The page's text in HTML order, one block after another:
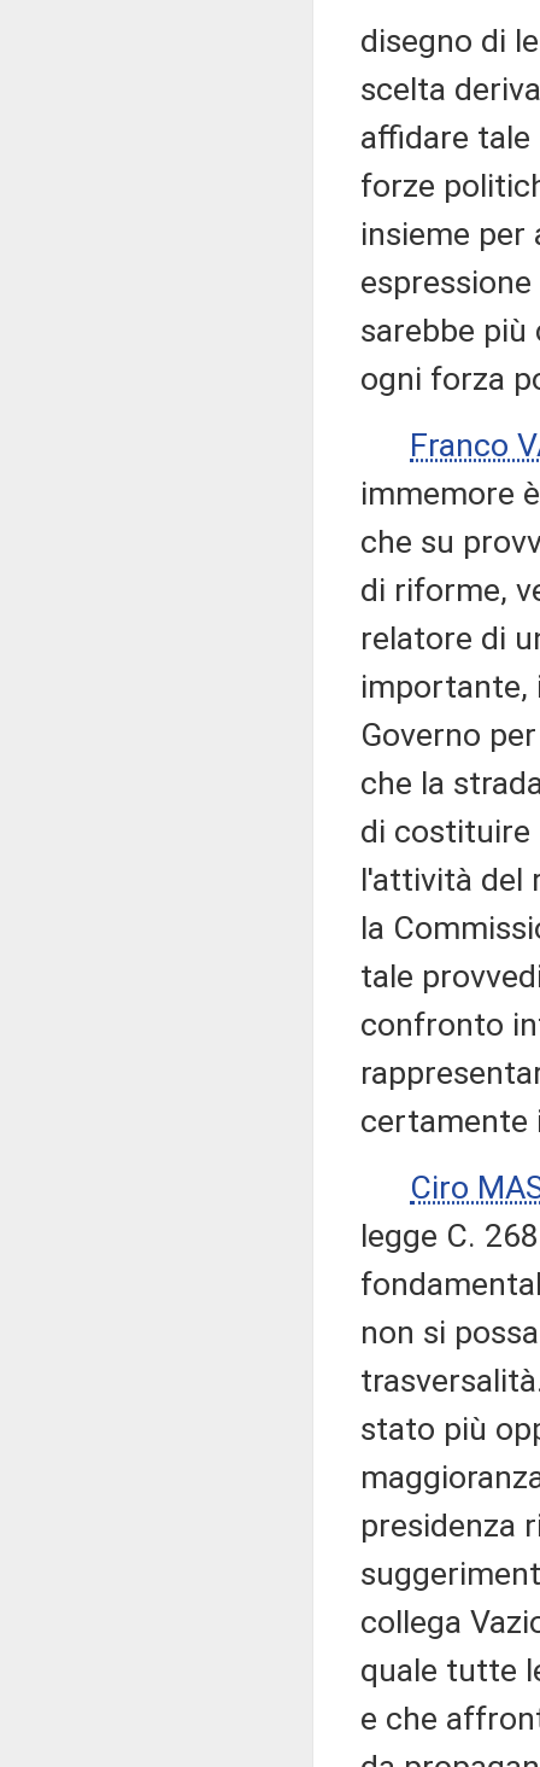
disegno di
scelta
affidare
forze
insieme per
sarebbe
ogni forza
Franco
immemore
che su
di riforme,
relatore di
importante,
Governo
che la
di
l'attività del
la
tale
confronto
certamente
Ciro
legge C.
non si
stato più
presidenza
collega
quale tutte
e che